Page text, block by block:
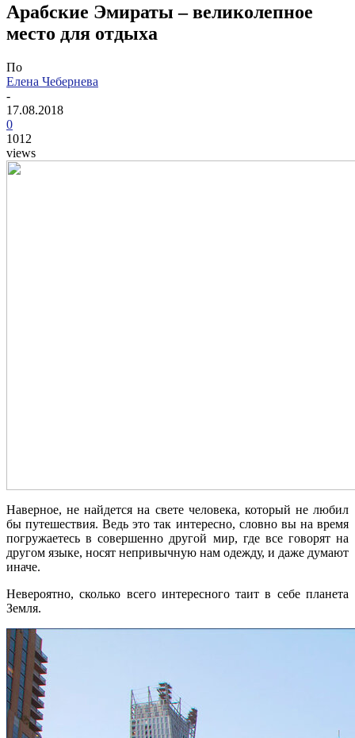
Арабские Эмираты – великолепное
место для отдыха
По
Елена Чебернева
-
17.08.2018
0
1012
views
Наверное, не найдется на свете человека, который не любил
бы путешествия. Ведь это так интересно, словно вы на время
погружаетесь в совершенно другой мир, где все говорят на
другом языке, носят непривычную нам одежду, и даже думают
иначе.
Невероятно, сколько всего интересного таит в себе планета
Земля.